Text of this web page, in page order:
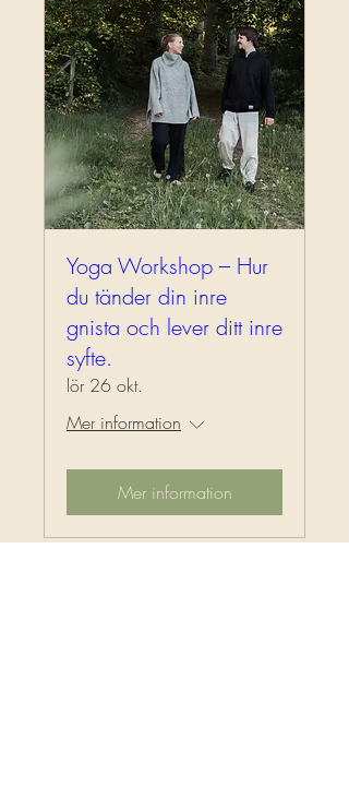
Yoga Workshop – Hur
du tänder din inre
gnista och lever ditt inre
syfte.
lör 26 okt.
Mer information
Mer information